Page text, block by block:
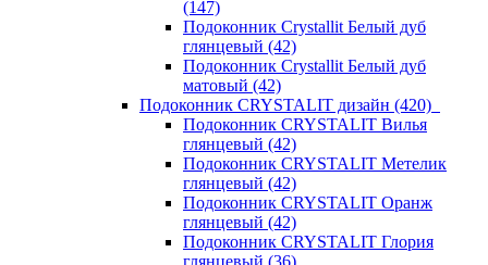
(147)
Подоконник Crystallit Белый дуб
глянцевый (42)
Подоконник Crystallit Белый дуб
матовый (42)
Подоконник CRYSTALIT дизайн (420)
Подоконник CRYSTALIT Вилья
глянцевый (42)
Подоконник CRYSTALIT Метелик
глянцевый (42)
Подоконник CRYSTALIT Оранж
глянцевый (42)
Подоконник CRYSTALIT Глория
глянцевый (36)